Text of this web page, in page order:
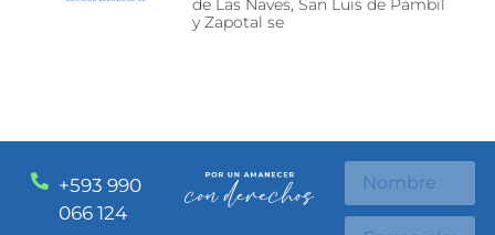
de Las Naves, San Luis de Pambil
y Zapotal se
+593 990
066 124